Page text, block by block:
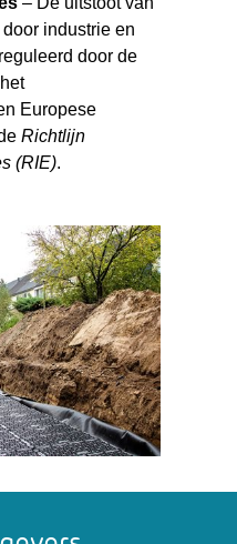
industrie en
door de
Europese
Richtlijn
(RIE).